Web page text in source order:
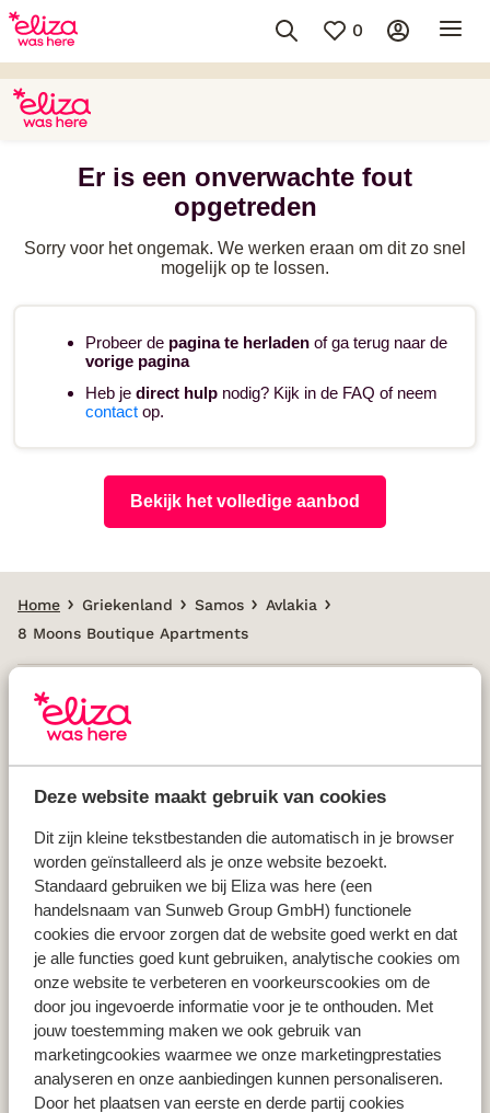
Deze website maakt gebruik van cookies
Dit zijn kleine tekstbestanden die automatisch in je browser
worden geïnstalleerd als je onze website bezoekt.
Standaard gebruiken we bij Eliza was here (een
handelsnaam van Sunweb Group GmbH) functionele
cookies die ervoor zorgen dat de website goed werkt en dat
je alle functies goed kunt gebruiken, analytische cookies om
onze website te verbeteren en voorkeurscookies om de
door jou ingevoerde informatie voor je te onthouden. Met
jouw toestemming maken we ook gebruik van
marketingcookies waarmee we onze marketingprestaties
analyseren en onze aanbiedingen kunnen personaliseren.
Door het plaatsen van eerste en derde partij cookies
0
Er is een onverwachte fout
opgetreden
Sorry voor het ongemak. We werken eraan om dit zo snel
mogelijk op te lossen.
Probeer de pagina te herladen of ga terug naar de
vorige pagina
Heb je direct hulp nodig? Kijk in de FAQ of neem
contact op.
Bekijk het volledige aanbod
Home Griekenland Samos
Avlakia
8 Moons Boutique Apartments
Vakantie Griekenland
Vakantie Spanje
Vakantie Italië
Vakantie Portugal
Populaire regio's
Vakantie Kreta
Vakantie Zakynthos
Vakantie Andalusië
Vakantie Algarve